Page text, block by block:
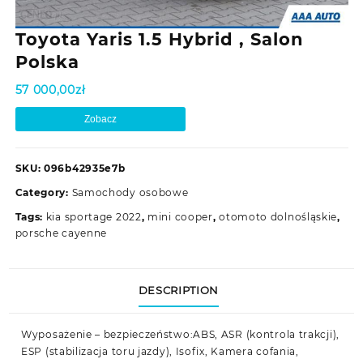
Toyota Yaris 1.5 Hybrid , Salon
Polska
57 000,00zł
Zobacz
SKU: 096b42935e7b
Category: Samochody osobowe
Tags: kia sportage 2022, mini cooper,otomoto dolnośląskie,
porsche cayenne
DESCRIPTION
Wyposażenie – bezpieczeństwo:ABS, ASR (kontrola trakcji),
ESP (stabilizacja toru jazdy), Isofix, Kamera cofania,